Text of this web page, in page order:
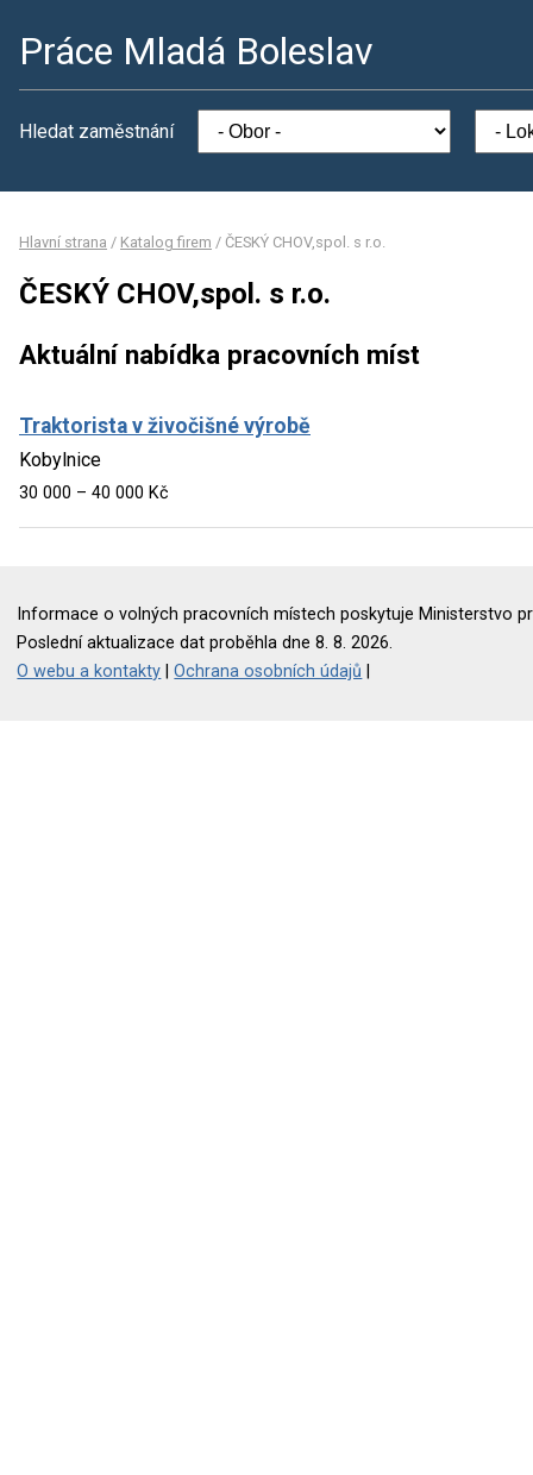
Práce Mladá Boleslav
Hledat zaměstnání
Hlavní strana / Katalog firem / ČESKÝ CHOV,spol. s r.o.
ČESKÝ CHOV,spol. s r.o.
Aktuální nabídka pracovních míst
Traktorista v živočišné výrobě
Kobylnice
30 000 – 40 000 Kč
Informace o volných pracovních místech poskytuje Ministerstvo
Poslední aktualizace dat proběhla dne 8. 8. 2026.
O webu a kontakty |Ochrana osobních údajů